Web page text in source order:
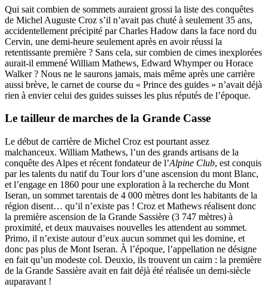
Qui sait combien de sommets auraient grossi la liste des conquêtes
de Michel Auguste Croz s’il n’avait pas chuté à seulement 35 ans,
accidentellement précipité par Charles Hadow dans la face nord du
Cervin, une demi-heure seulement après en avoir réussi la
retentissante première ? Sans cela, sur combien de cimes inexplorées
aurait-il emmené William Mathews, Edward Whymper ou Horace
Walker ? Nous ne le saurons jamais, mais même après une carrière
aussi brève, le carnet de course du « Prince des guides » n’avait déjà
rien à envier celui des guides suisses les plus réputés de l’époque.
Le tailleur de marches de la Grande Casse
Le début de carrière de Michel Croz est pourtant assez
malchanceux. William Mathews, l’un des grands artisans de la
conquête des Alpes et récent fondateur de l’Alpine Club, est conquis
par les talents du natif du Tour lors d’une ascension du mont Blanc,
et l’engage en 1860 pour une exploration à la recherche du Mont
Iseran, un sommet tarentais de 4 000 mètres dont les habitants de la
région disent… qu’il n’existe pas ! Croz et Mathews réalisent donc
la première ascension de la Grande Sassière (3 747 mètres) à
proximité, et deux mauvaises nouvelles les attendent au sommet.
Primo, il n’existe autour d’eux aucun sommet qui les domine, et
donc pas plus de Mont Iseran. À l’époque, l’appellation ne désigne
en fait qu’un modeste col. Deuxio, ils trouvent un cairn : la première
de la Grande Sassière avait en fait déjà été réalisée un demi-siècle
auparavant !